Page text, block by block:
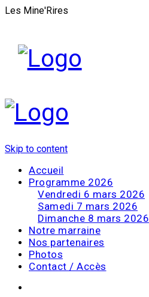
Les Mine'Rires
Skip to content
Accueil
Programme 2026
Vendredi 6 mars 2026
Samedi 7 mars 2026
Dimanche 8 mars 2026
Notre marraine
Nos partenaires
Photos
Contact / Accès